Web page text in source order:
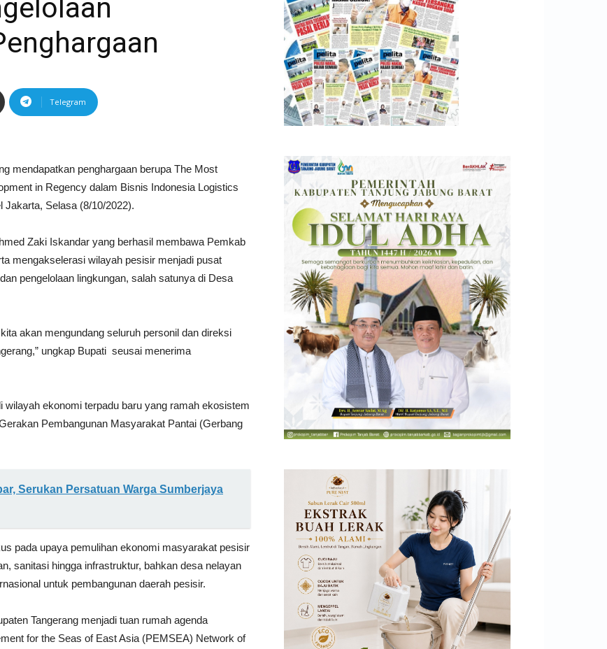
Telegram
mendapatkan penghargaan berupa The Most
in Regency dalam Bisnis Indonesia Logistics
Jakarta, Selasa (8/10/2022).
Zaki Iskandar yang berhasil membawa Pemkab
mengakselerasi wilayah pesisir menjadi pusat
pengelolaan lingkungan, salah satunya di Desa
akan mengundang seluruh personil dan direksi
ungkap Bupati seusai menerima
ekonomi terpadu baru yang ramah ekosistem
Pembangunan Masyarakat Pantai (Gerbang
Serukan Persatuan Warga Sumberjaya
pada upaya pemulihan ekonomi masyarakat pesisir
sanitasi hingga infrastruktur, bahkan desa nelayan
untuk pembangunan daerah pesisir.
Tangerang menjadi tuan rumah agenda
for the Seas of East Asia (PEMSEA) Network of